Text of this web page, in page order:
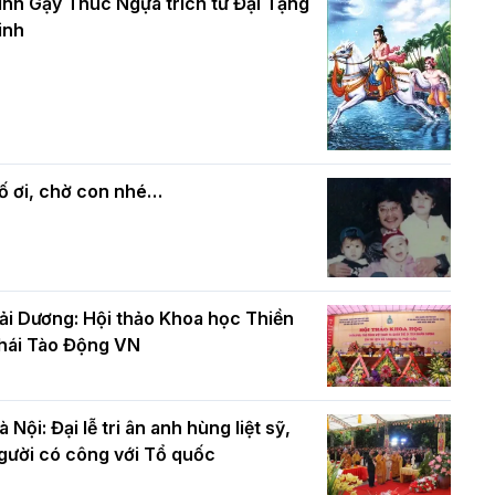
mừng Đại lễ Phật đản PL.2570 –
mùa Phật đản PL.2570
Phật giáo chính tín Phần 7: Luật nhân
quả
ơi, chờ con nhé…
Dương: Hội thảo Khoa học Thiền
Tào Động VN
Nội: Đại lễ tri ân anh hùng liệt sỹ,
có công với Tổ quốc